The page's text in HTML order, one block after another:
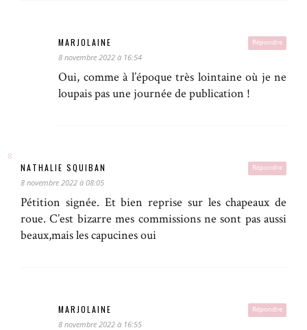
Répondre
MARJOLAINE
8 novembre 2022 à 16:54
Oui, comme à l’époque très lointaine où je ne
loupais pas une journée de publication !
Répondre
NATHALIE SQUIBAN
8 novembre 2022 à 08:05
Pétition signée. Et bien reprise sur les chapeaux de
roue. C’est bizarre mes commissions ne sont pas aussi
beaux,mais les capucines oui
Répondre
MARJOLAINE
8 novembre 2022 à 16:55